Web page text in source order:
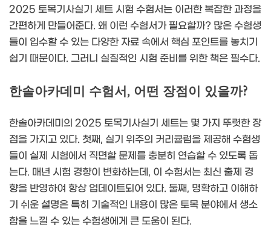
2025 토목기사실기 세트 시험 수험서는 이러한 복잡한 과정을
간편하게 만들어준다. 왜 이런 수험서가 필요할까? 많은 수험생
들이 입수할 수 있는 다양한 자료 속에서 핵심 포인트를 놓치기
쉽기 때문이다. 그러니 실질적인 시험 준비를 위한 책은 필수다.
한솔아카데미 수험서, 어떤 장점이 있을까?
한솔아카데미의 2025 토목기사실기 세트는 몇 가지 뚜렷한 장
점을 가지고 있다. 첫째, 실기 위주의 커리큘럼을 제공해 수험생
들이 실제 시험에서 직면할 문제를 충분히 연습할 수 있도록 돕
는다. 매년 시험 경향이 변화하는데, 이 수험서는 최신 출제 경
향을 반영하여 항상 업데이트되어 있다. 둘째, 명확하고 이해하
기 쉬운 설명은 특히 기술적인 내용이 많은 토목 분야에서 생소
함을 느낄 수 있는 수험생에게 큰 도움이 된다.